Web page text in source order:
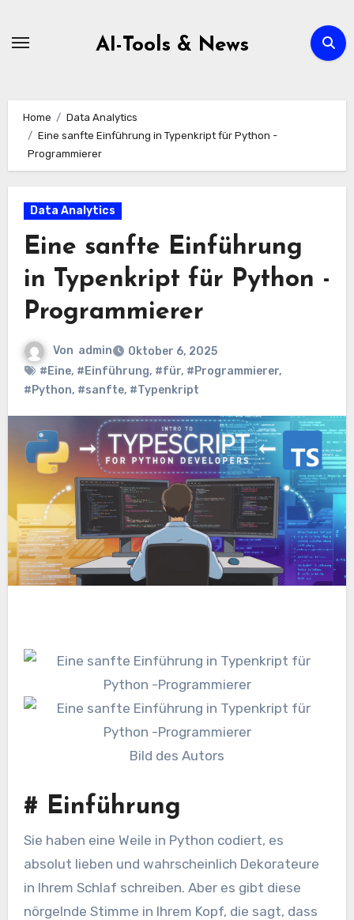
AI-Tools & News
Home
Data Analytics
Eine sanfte Einführung in Typenkript für Python -
Programmierer
Data Analytics
Eine sanfte Einführung
in Typenkript für Python -
Programmierer
Von admin
Oktober 6, 2025
#Eine, #Einführung, #für, #Programmierer,
#Python, #sanfte, #Typenkript
Bild des Autors
# Einführung
Sie haben eine Weile in Python codiert, es
absolut lieben und wahrscheinlich Dekorateure
in Ihrem Schlaf schreiben. Aber es gibt diese
nörgelnde Stimme in Ihrem Kopf, die sagt, dass